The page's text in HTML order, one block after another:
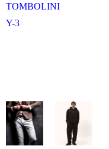
TOMBOLINI
Y-3